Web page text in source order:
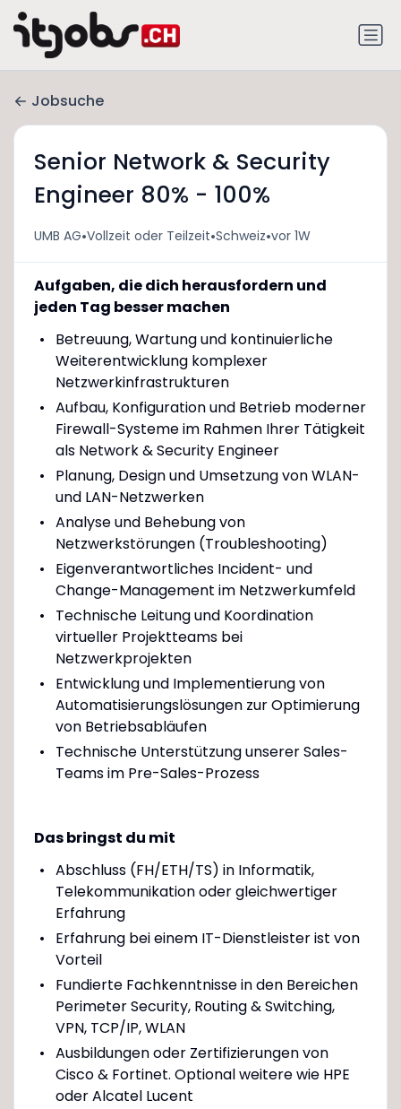
Jobsuche
Senior Network & Security
Engineer 80% - 100%
UMB AG•Vollzeit oder Teilzeit•Schweiz•vor 1W
Aufgaben, die dich herausfordern und
jeden Tag besser machen
Betreuung, Wartung und kontinuierliche
Weiterentwicklung komplexer
Netzwerkinfrastrukturen
Aufbau, Konfiguration und Betrieb moderner
Firewall-Systeme im Rahmen Ihrer Tätigkeit
als Network & Security Engineer
Planung, Design und Umsetzung von WLAN-
und LAN-Netzwerken
Analyse und Behebung von
Netzwerkstörungen (Troubleshooting)
Eigenverantwortliches Incident- und
Change-Management im Netzwerkumfeld
Technische Leitung und Koordination
virtueller Projektteams bei
Netzwerkprojekten
Entwicklung und Implementierung von
Automatisierungslösungen zur Optimierung
von Betriebsabläufen
Technische Unterstützung unserer Sales-
Teams im Pre-Sales-Prozess
Das bringst du mit
Abschluss (FH/ETH/TS) in Informatik,
Telekommunikation oder gleichwertiger
Erfahrung
Erfahrung bei einem IT-Dienstleister ist von
Vorteil
Fundierte Fachkenntnisse in den Bereichen
Perimeter Security, Routing & Switching,
VPN, TCP/IP, WLAN
Ausbildungen oder Zertifizierungen von
Cisco & Fortinet. Optional weitere wie HPE
oder Alcatel Lucent